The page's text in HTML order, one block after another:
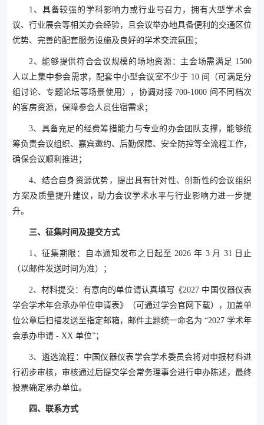
1、具备较强的学科影响力或行业号召力，拥有大型学术会
议、行业展会等相关办会经验，且会议举办地具备便利的交通区位
优势、完善的配套服务设施及良好的学术交流氛围；
2、能够提供符合会议规模的场地资源：主会场需满足 1500
人以上集中参会需求，配套中小型会议室不少于 10 间（可满足分
组讨论、专题论坛等场景使用），协调对接 700-1000 间不同档次
的客房资源，保障参会人员住宿需求；
3、具备充足的经费筹措能力与专业的办会团队支撑，能够统
筹负责会议组织、嘉宾邀约、后勤保障、安全防控等全流程工作，
确保会议顺利推进；
4、结合自身资源优势，提出具有针对性、创新性的会议组织
方案及质量提升建议，助力会议学术水平与行业影响力进一步提
升。
三、征集时间及提交方式
1、征集期限：自本通知发布之日起至 2026 年 3 月 31 日止
（以邮件发送时间为准）；
2、材料提交：有意向的单位请认真填写《2027 中国仪器仪表
学会学术年会承办单位申请表》（可通过学会官网下载），加盖单
位公章后扫描发送至指定邮箱，邮件主题统一命名为 “2027 学术年
会承办申请 - XX 单位”；
3、遴选流程：中国仪器仪表学会学术委员会将对申报材料进
行初步审核，审核通过后提交学会常务理事会进行申办陈述，最终
投票确定承办单位。
四、联系方式